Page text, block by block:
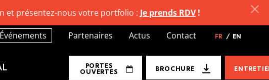
Événements Partenaires Actus Contact FR / EN
PORTES
OUVERTES
BROCHURE
et présentez-nous votre portfolio : Je prends RDV!